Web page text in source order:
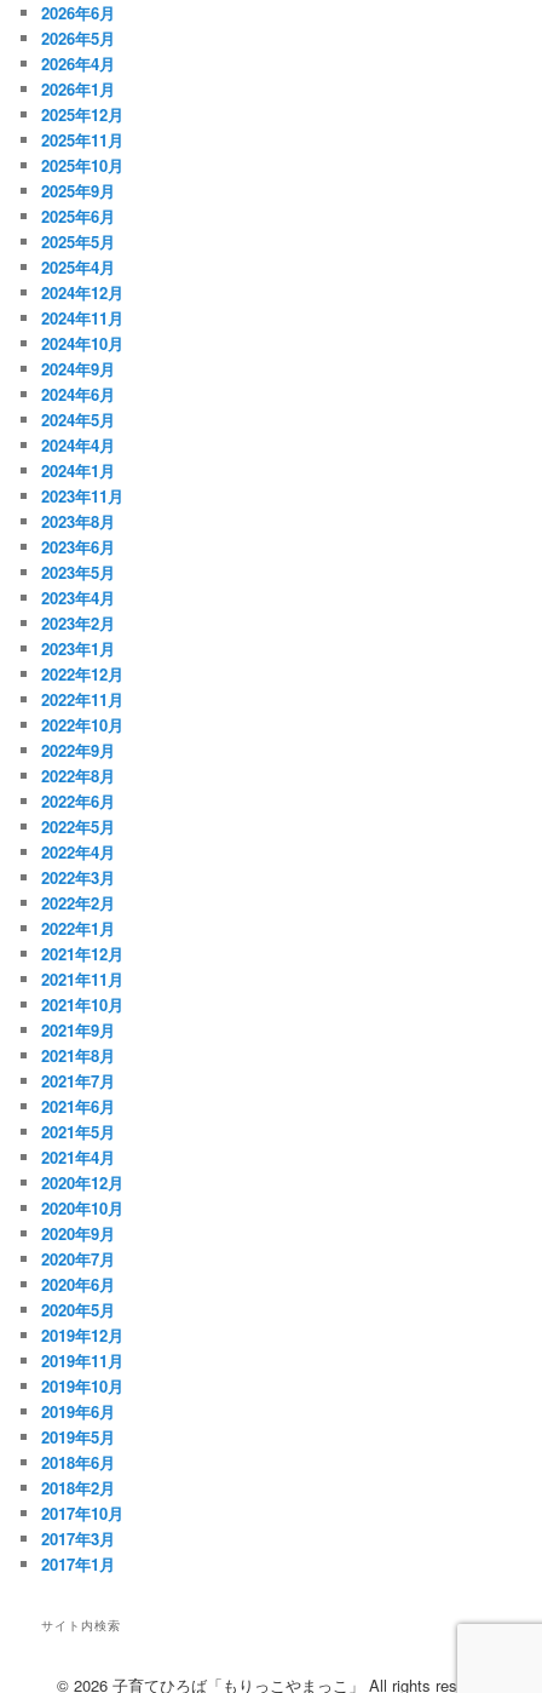
2026年6月
2026年5月
2026年4月
2026年1月
2025年12月
2025年11月
2025年10月
2025年9月
2025年6月
2025年5月
2025年4月
2024年12月
2024年11月
2024年10月
2024年9月
2024年6月
2024年5月
2024年4月
2024年1月
2023年11月
2023年8月
2023年6月
2023年5月
2023年4月
2023年2月
2023年1月
2022年12月
2022年11月
2022年10月
2022年9月
2022年8月
2022年6月
2022年5月
2022年4月
2022年3月
2022年2月
2022年1月
2021年12月
2021年11月
2021年10月
2021年9月
2021年8月
2021年7月
2021年6月
2021年5月
2021年4月
2020年12月
2020年10月
2020年9月
2020年7月
2020年6月
2020年5月
2019年12月
2019年11月
2019年10月
2019年6月
2019年5月
2018年6月
2018年2月
2017年10月
2017年3月
2017年1月
サイト内検索
© 2026 子育てひろば「もりっこやまっこ」 All rights reserved.